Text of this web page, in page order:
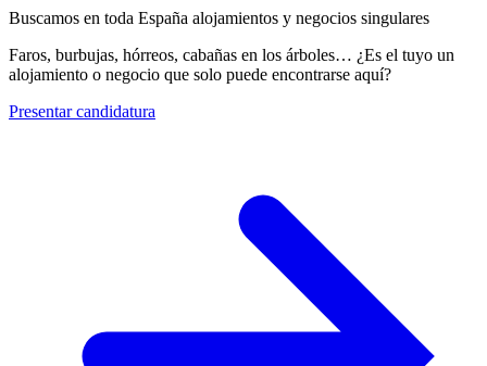
Buscamos en toda España alojamientos y negocios singulares
Faros, burbujas, hórreos, cabañas en los árboles… ¿Es el tuyo un
alojamiento o negocio que solo puede encontrarse aquí?
Presentar candidatura